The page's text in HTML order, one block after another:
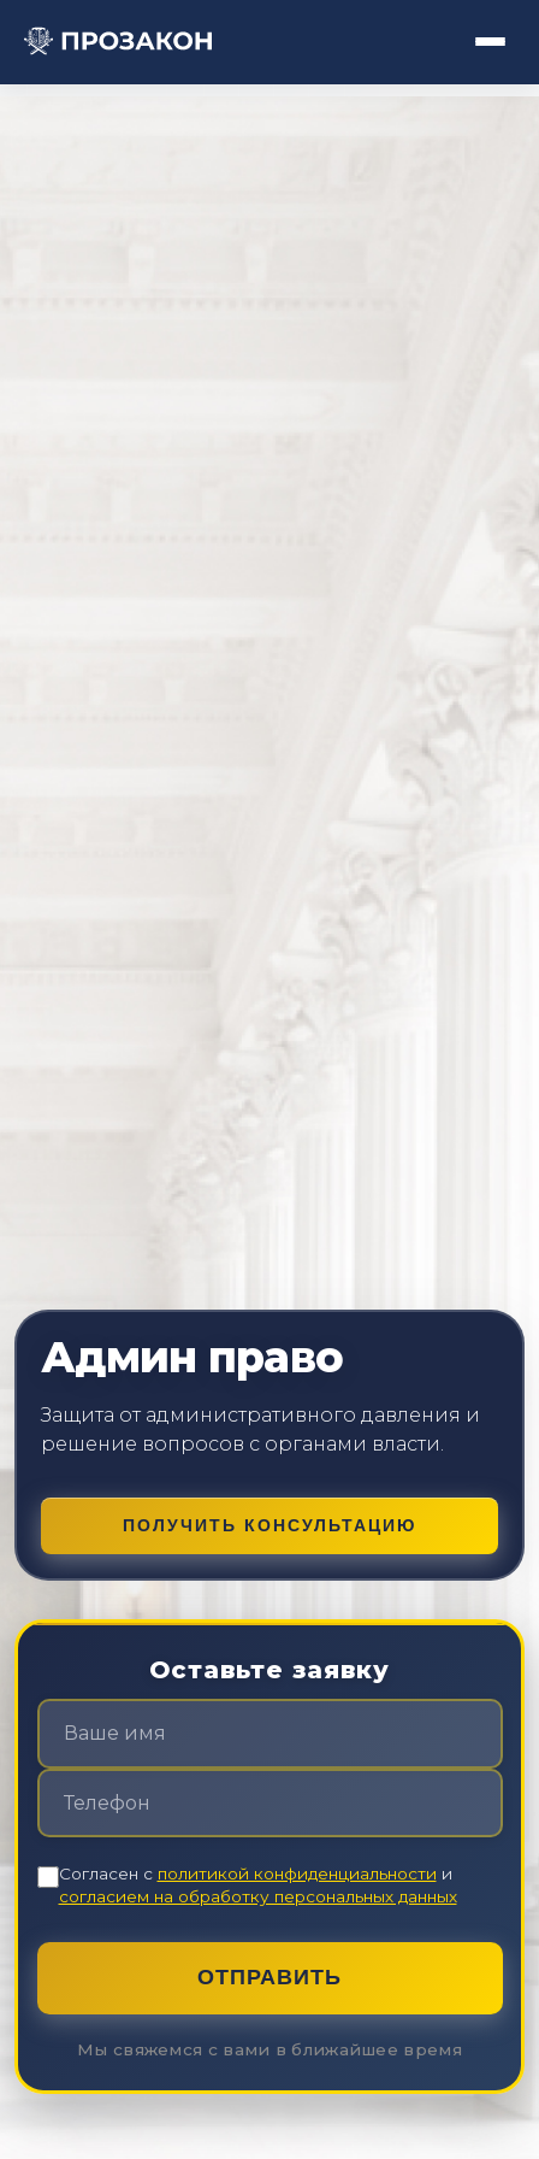
Админ право
Защита от административного давления и
решение вопросов с органами власти.
ПОЛУЧИТЬ КОНСУЛЬТАЦИЮ
Оставьте заявку
Согласен с политикой конфиденциальности и
согласием на обработку персональных данных
ОТПРАВИТЬ
Мы свяжемся с вами в ближайшее время